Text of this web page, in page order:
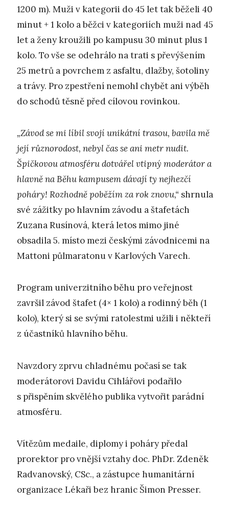
1200 m). Muži v kategorii do 45 let tak běželi 40
minut + 1 kolo a běžci v kategoriích muži nad 45
let a ženy kroužili po kampusu 30 minut plus 1
kolo. To vše se odehrálo na trati s převýšením
25 metrů a povrchem z asfaltu, dlažby, šotoliny
a trávy. Pro zpestření nemohl chybět ani výběh
do schodů těsně před cílovou rovinkou.
„Závod se mi líbil svojí unikátní trasou, bavila mě
její různorodost, nebyl čas se ani metr nudit.
Špičkovou atmosféru dotvářel vtipný moderátor a
hlavně na Běhu kampusem dávají ty nejhezčí
poháry! Rozhodně poběžím za rok znovu,“ shrnula
své zážitky po hlavním závodu a štafetách
Zuzana Rusínová, která letos mimo jiné
obsadila 5. místo mezi českými závodnicemi na
Mattoni půlmaratonu v Karlových Varech.
Program univerzitního běhu pro veřejnost
završil závod štafet (4× 1 kolo) a rodinný běh (1
kolo), který si se svými ratolestmi užili i někteří
z účastníků hlavního běhu.
Navzdory zprvu chladnému počasí se tak
moderátorovi Davidu Cihlářovi podařilo
s přispěním skvělého publika vytvořit parádní
atmosféru.
Vítězům medaile, diplomy i poháry předal
prorektor pro vnější vztahy doc. PhDr. Zdeněk
Radvanovský, CSc., a zástupce humanitární
organizace Lékaři bez hranic Šimon Presser.